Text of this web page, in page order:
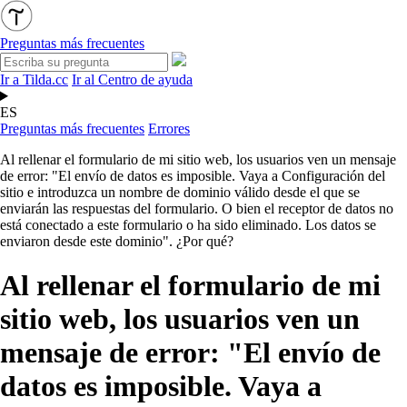
Preguntas más frecuentes
Ir a Tilda.cc Ir al Centro de ayuda
ES
Preguntas más frecuentes Errores
Al rellenar el formulario de mi sitio web, los usuarios ven un mensaje
de error: "El envío de datos es imposible. Vaya a Configuración del
sitio e introduzca un nombre de dominio válido desde el que se
enviarán las respuestas del formulario. O bien el receptor de datos no
está conectado a este formulario o ha sido eliminado. Los datos se
enviaron desde este dominio". ¿Por qué?
Al rellenar el formulario de mi
sitio web, los usuarios ven un
mensaje de error: "El envío de
datos es imposible. Vaya a